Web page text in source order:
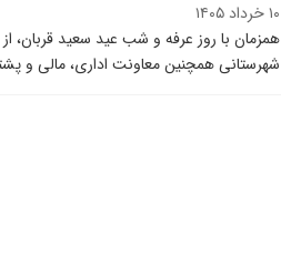
۱۰ خرداد ۱۴۰۵
همزمان با روز عرفه و شب عید سعید قربان،
شهرستانی همچنین معاونت اداری، مالی و